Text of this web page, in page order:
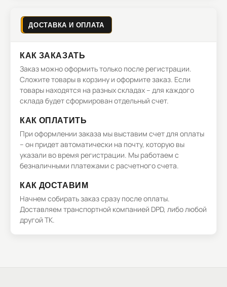
ДОСТАВКА И ОПЛАТА
КАК ЗАКАЗАТЬ
Заказ можно оформить только после регистрации.
Сложите товары в корзину и оформите заказ. Если
товары находятся на разных складах – для каждого
склада будет сформирован отдельный счет.
КАК ОПЛАТИТЬ
При оформлении заказа мы выставим счет для оплаты
– он придет автоматически на почту, которую вы
указали во время регистрации. Мы работаем с
безналичными платежами с расчетного счета.
КАК ДОСТАВИМ
Начнем собирать заказ сразу после оплаты.
Доставляем транспортной компанией DPD, либо любой
другой ТК.